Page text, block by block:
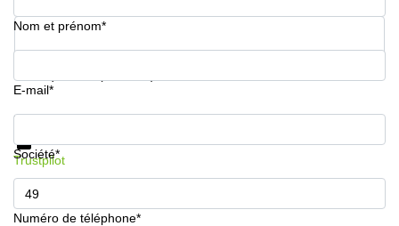
Rouge 4
Lancy
de
Meyrin
267
Chemin
de la
Drance 2
Martigny
Nom et prénom*
E-mail*
Société*
Numéro de téléphone*
Informations et prix
Trustpilot